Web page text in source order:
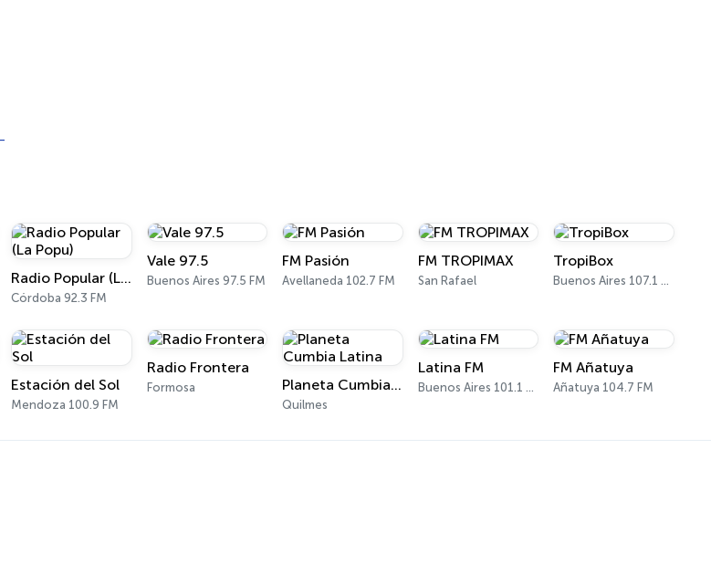
Radio Popular (La Popu)
Córdoba 92.3 FM
Vale 97.5
Buenos Aires 97.5 FM
FM Pasión
Avellaneda 102.7 FM
FM TROPIMAX
San Rafael
TropiBox
Buenos Aires 107.1 FM
Estación del Sol
Mendoza 100.9 FM
Radio Frontera
Formosa Planeta Cumbia Latina
Quilmes
Latina FM
Buenos Aires 101.1 FM
FM Añatuya
Añatuya 104.7 FM